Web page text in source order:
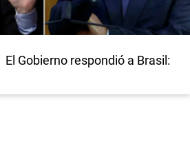
El Gobierno respondió a Brasil: